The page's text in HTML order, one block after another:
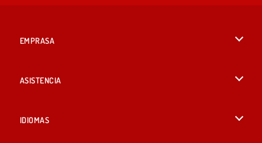
EMPRASA
ASISTENCIA
IDIOMAS